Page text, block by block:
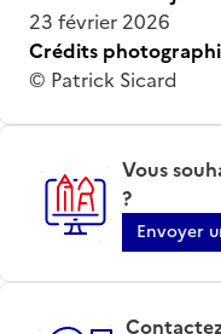
23 février 2026
Crédits
© Patrick Sicard
Vous
?
Envoyer